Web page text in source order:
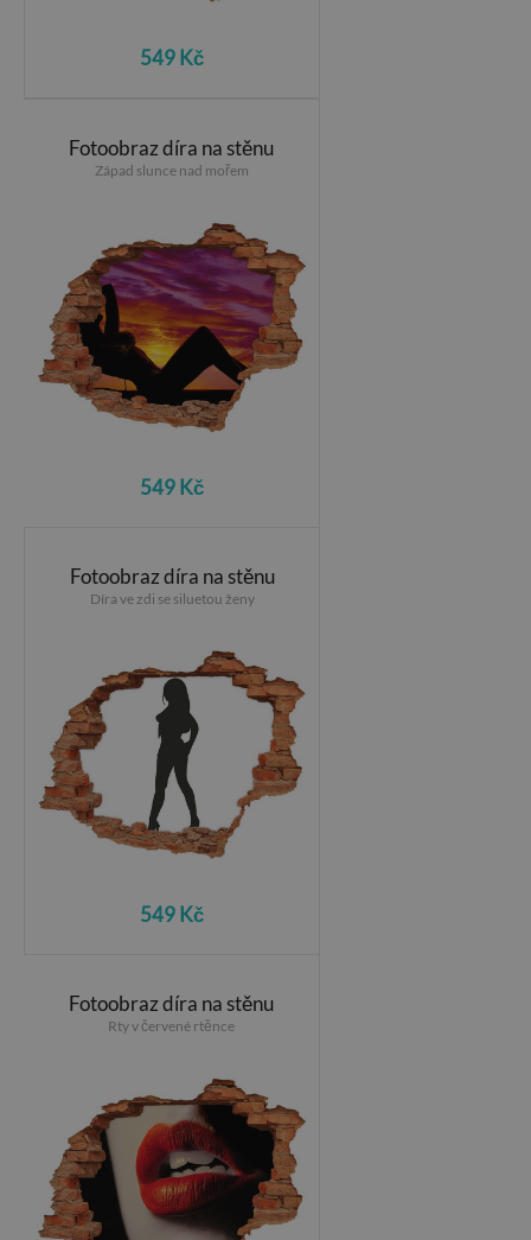
549 Kč
Fotoobraz díra na stěnu
Západ slunce nad mořem
549 Kč
Fotoobraz díra na stěnu
Díra ve zdi se siluetou ženy
549 Kč
Fotoobraz díra na stěnu
Rty v červené rtěnce